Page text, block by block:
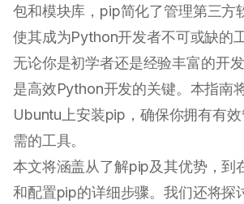
包和模块库，pip简化了管理第三方
使其成为Python开发者不可或缺的工
无论你是初学者还是经验丰富的开
是高效Python开发的关键。本指南
Ubuntu上安装pip，确保你拥有有
需的工具。
本文将涵盖从了解pip及其优势，到
和配置pip的详细步骤。我们还将探